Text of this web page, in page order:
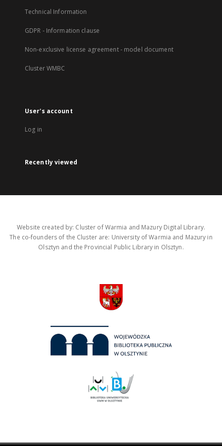
Technical Information
GDPR - Information clause
Non-exclusive license agreement - model document
Cluster WMBC
User's account
Log in
Recently viewed
Website created by: Cluster of Warmia and Mazury Digital Library.
The co-founders of the Cluster are: University of Warmia and Mazury in
Olsztyn and the Provincial Public Library in Olsztyn.